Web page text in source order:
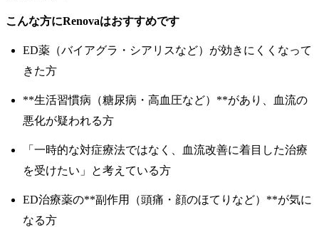
こんな方にRenovaはおすすめです
ED薬（バイアグラ・シアリスなど）が効きにくくなって
きた方
**生活習慣病（糖尿病・高血圧など）**があり、血流の
悪化が疑われる方
「一時的な対症療法ではなく、血流改善に着目した治療
を受けたい」と考えている方
ED治療薬の**副作用（頭痛・顔のほてりなど）**が気に
なる方